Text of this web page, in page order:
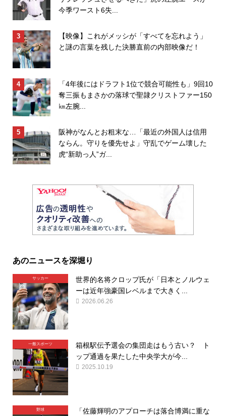
今季ワースト6失...
【映像】これがメッシが「すべてを忘れよう」
と謎の言葉を残した決勝直前の内部映像だ！
「4年後にはドラフト1位で競合可能性も」9回10
奪三振もまさかの落球で聖隷クリストファー150
㎞左腕...
阪神がなんとお粗末な…「最近の外国人は信用
ならん。守りを優先せよ」守乱でゲーム壊した
虎“新助っ人”ガ...
あのニュースを深堀り
サッカー
世界的名将クロップ氏が「日本とノルウェ
ーは近年強豪国レベルまで大きく...
2026.06.26
一般スポーツ
箱根駅伝予選会の集団走はもう古い？ ト
ップ通過を果たした中央学大が今...
2025.10.19
野球
「佐藤輝明のアプローチは落合博満に重な